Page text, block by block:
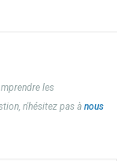
les
n'hésitez pas à nous